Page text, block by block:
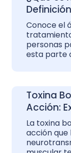
Conoce el
personas
esta parte
Toxina
Acción:
La toxina
acción que